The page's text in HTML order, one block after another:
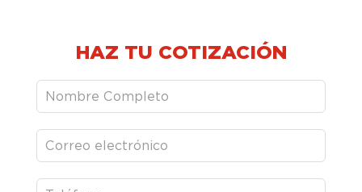
HAZ TU COTIZACIÓN